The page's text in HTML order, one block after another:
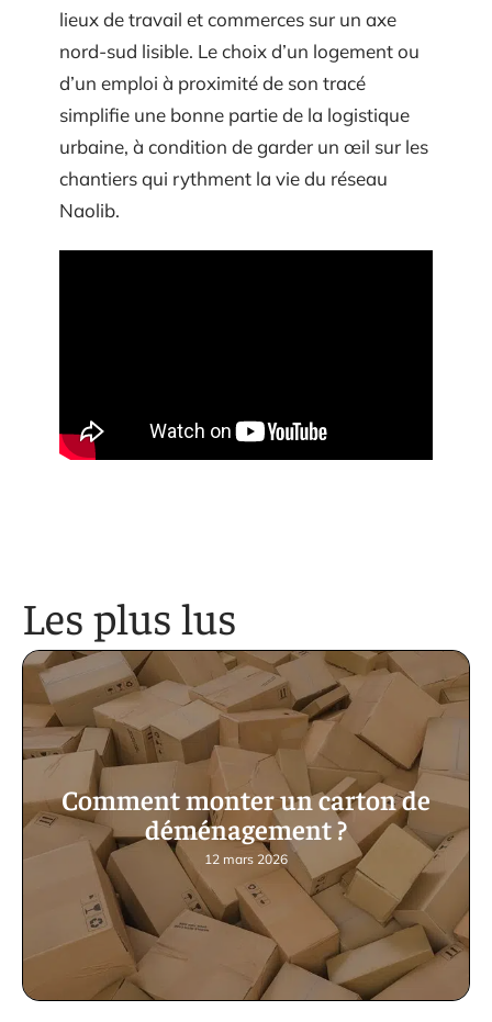
lieux de travail et commerces sur un axe
nord-sud lisible. Le choix d’un logement ou
d’un emploi à proximité de son tracé
simplifie une bonne partie de la logistique
urbaine, à condition de garder un œil sur les
chantiers qui rythment la vie du réseau
Naolib.
Les plus lus
Comment monter un carton de
déménagement ?
12 mars 2026